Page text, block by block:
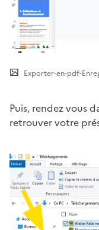
Exporter-en-pdf-
Puis, rendez vous
retrouver votre